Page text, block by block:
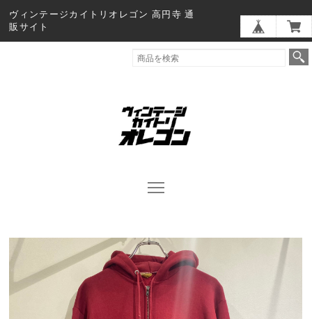
ヴィンテージカイトリオレゴン 高円寺 通
販サイト